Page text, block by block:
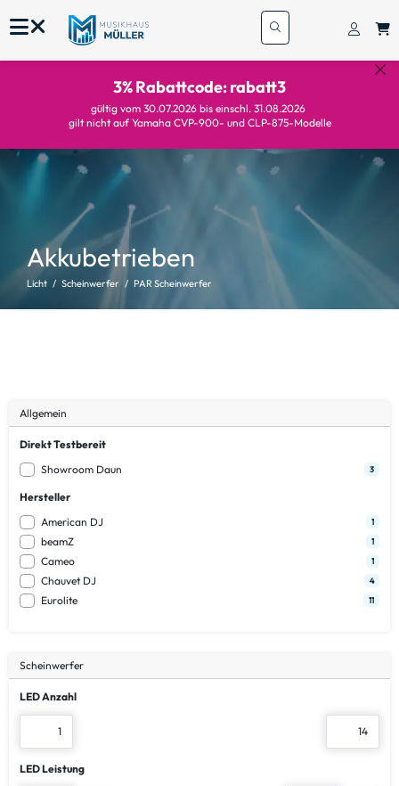
3% Rabattcode: rabatt3
gültig vom 30.07.2026 bis einschl. 31.08.2026
gilt nicht auf Yamaha CVP-900- und CLP-875-Modelle
Akkubetrieben
Licht Scheinwerfer PAR Scheinwerfer
Allgemein
Direkt Testbereit
Showroom Daun
3
Hersteller
American DJ
1
beamZ 1
Cameo 1
Chauvet DJ 4
Eurolite 11
Scheinwerfer
LED Anzahl
LED Leistung